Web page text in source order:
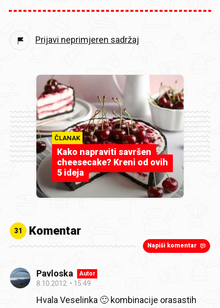
Prijavi neprimjeren sadržaj
ČLANAK
Kako napraviti savršen
cheesecake? Kreni od ovih
5 ideja
31 Komentar
Napiši komentar
Pavloska Autor
8.10.2012. 15:49
Hvala Veselinka 🙂 kombinacije orasastih